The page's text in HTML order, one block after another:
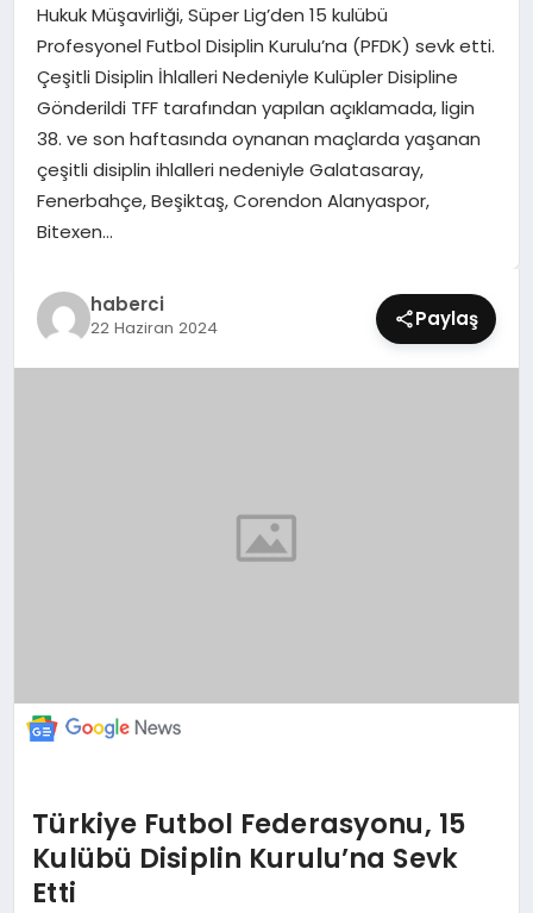
SAĞLIK
SIYASET
SPOR
TEKNOLOJI
Hukuk Müşavirliği, Süper Lig’den 15 kulübü
Profesyonel Futbol Disiplin Kurulu’na (PFDK) sevk etti.
Çeşitli Disiplin İhlalleri Nedeniyle Kulüpler Disipline
Gönderildi TFF tarafından yapılan açıklamada, ligin
38. ve son haftasında oynanan maçlarda yaşanan
çeşitli disiplin ihlalleri nedeniyle Galatasaray,
Fenerbahçe, Beşiktaş, Corendon Alanyaspor,
Bitexen…
haberci
22 Haziran 2024 Paylaş
Türkiye Futbol Federasyonu, 15
Kulübü Disiplin Kurulu’na Sevk
Etti